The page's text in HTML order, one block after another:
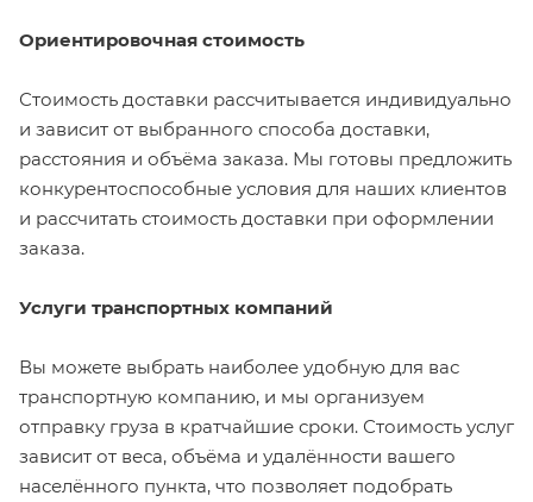
Ориентировочная стоимость
Стоимость доставки рассчитывается индивидуально
и зависит от выбранного способа доставки,
расстояния и объёма заказа. Мы готовы предложить
конкурентоспособные условия для наших клиентов
и рассчитать стоимость доставки при оформлении
заказа.
Услуги транспортных компаний
Вы можете выбрать наиболее удобную для вас
транспортную компанию, и мы организуем
отправку груза в кратчайшие сроки. Стоимость услуг
зависит от веса, объёма и удалённости вашего
населённого пункта, что позволяет подобрать